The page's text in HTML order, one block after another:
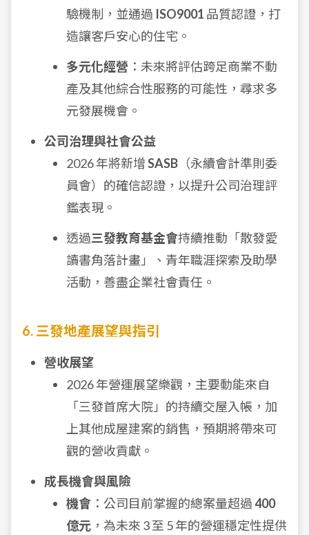
驗機制，並通過 ISO9001 品質認證，打
造讓客戶安心的住宅。
多元化經營 ：未來將評估跨足商業不動
產及其他綜合性服務的可能性，尋求多
元發展機會。
公司治理與社會公益
2026 年將新增SASB （永續會計準則委
員會）的確信認證，以提升公司治理評
鑑表現。
透過三發教育基金會持續推動「散發愛
讀書角落計畫」、青年職涯探索及助學
活動，善盡企業社會責任。
6. 三發地產展望與指引
營收展望
2026 年營運展望樂觀，主要動能來自
「三發首席大院」的持續交屋入帳，加
上其他成屋建案的銷售，預期將帶來可
觀的營收貢獻。
成長機會與風險
機會 ：公司目前掌握的總案量超過400
億元 ，為未來 3 至 5 年的營運穩定性提供